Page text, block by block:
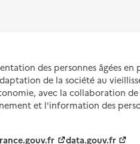
des personnes âgées en
de la société au
avec la collaboration
et l'information des
data.gouv.fr